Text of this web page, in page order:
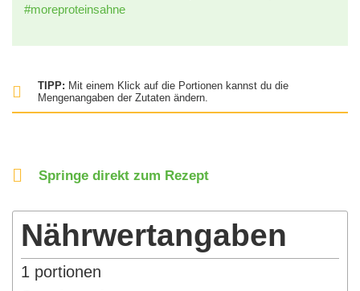
#moreproteinsahne
TIPP: Mit einem Klick auf die Portionen kannst du die
Mengenangaben der Zutaten ändern.
Springe direkt zum Rezept
Nährwertangaben
1 portionen